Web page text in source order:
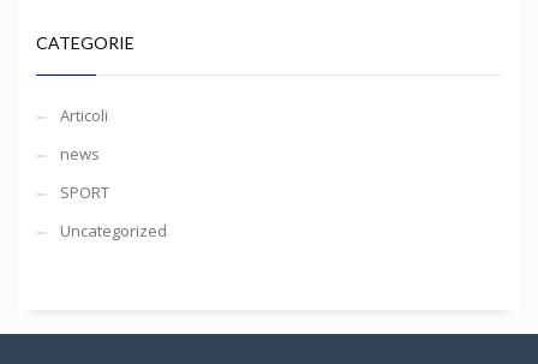
CATEGORIE
Articoli
news
SPORT
Uncategorized